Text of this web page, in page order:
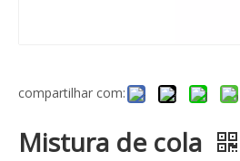
compartilhar com:
Mistura de cola